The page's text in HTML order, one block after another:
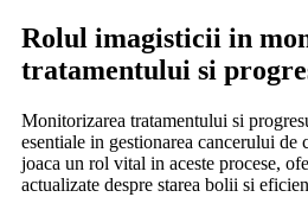
Rolul imagisticii in
tratamentului si
Monitorizarea tratamentului si
esentiale in gestionarea cancerului de
joaca un rol vital in aceste procese,
actualizate despre starea bolii si